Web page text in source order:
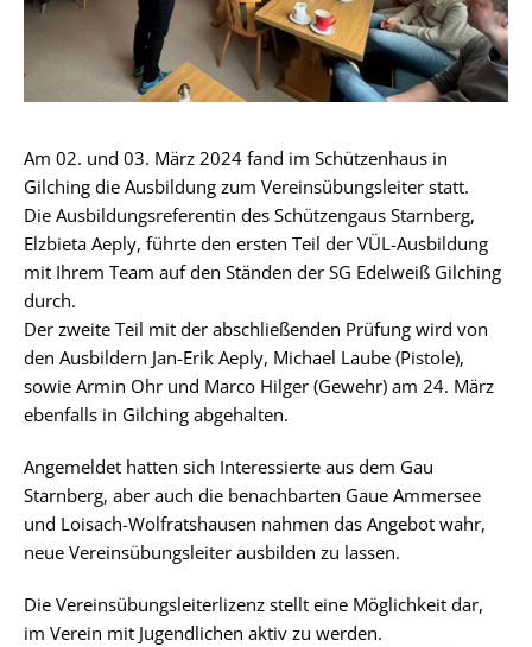
Am 02. und 03. März 2024 fand im Schützenhaus in
Gilching die Ausbildung zum Vereinsübungsleiter statt.
Die Ausbildungsreferentin des Schützengaus Starnberg,
Elzbieta Aeply, führte den ersten Teil der VÜL-Ausbildung
mit Ihrem Team auf den Ständen der SG Edelweiß Gilching
durch.
Der zweite Teil mit der abschließenden Prüfung wird von
den Ausbildern Jan-Erik Aeply, Michael Laube (Pistole),
sowie Armin Ohr und Marco Hilger (Gewehr) am 24. März
ebenfalls in Gilching abgehalten.
Angemeldet hatten sich Interessierte aus dem Gau
Starnberg, aber auch die benachbarten Gaue Ammersee
und Loisach-Wolfratshausen nahmen das Angebot wahr,
neue Vereinsübungsleiter ausbilden zu lassen.
Die Vereinsübungsleiterlizenz stellt eine Möglichkeit dar,
im Verein mit Jugendlichen aktiv zu werden.